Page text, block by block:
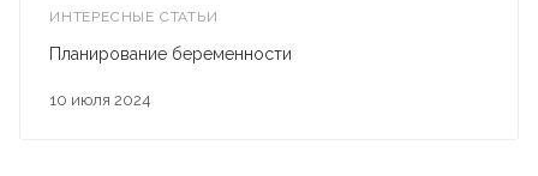
ИНТЕРЕСНЫЕ СТАТЬИ
10 июля 2024
Планирование беременности